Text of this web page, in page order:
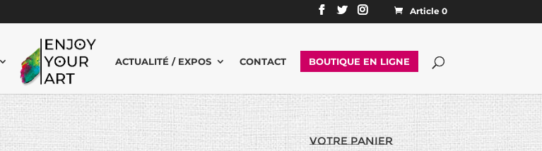
Article 0
ACTUALITÉ / EXPOS CONTACT BOUTIQUE EN LIGNE
Votre panier